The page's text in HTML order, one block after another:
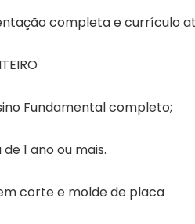
completa e currículo
Fundamental completo;
1 ano ou mais.
corte e molde de placa